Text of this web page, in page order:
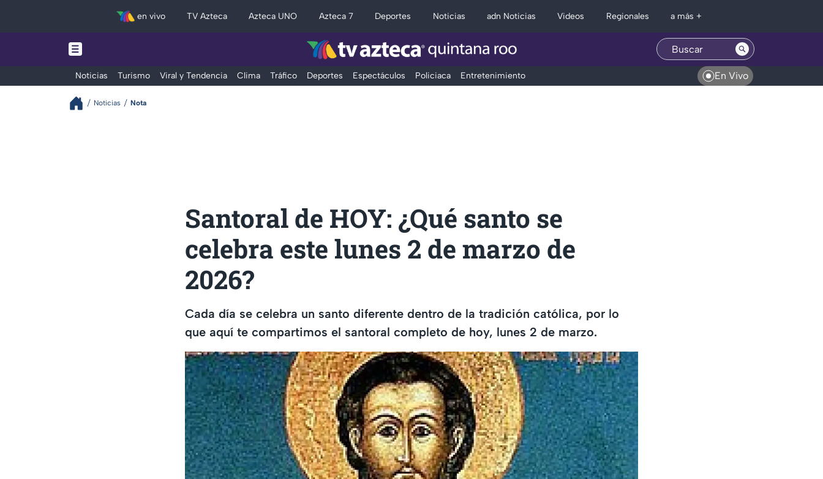
en vivo TV Azteca Azteca UNO Azteca 7 Deportes Noticias adn Noticias Videos Regionales a más +
Noticias Turismo Viral y Tendencia Clima Tráfico Deportes Espectáculos Policiaca Entretenimiento En Vivo
Noticias Nota
Santoral de HOY: ¿Qué santo se
celebra este lunes 2 de marzo de
2026?
Cada día se celebra un santo diferente dentro de la tradición católica, por lo
que aquí te compartimos el santoral completo de hoy, lunes 2 de marzo.